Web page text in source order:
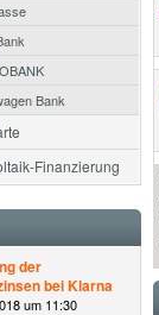
Bank
Finanzierung
der
bei Klarna
um 11:30